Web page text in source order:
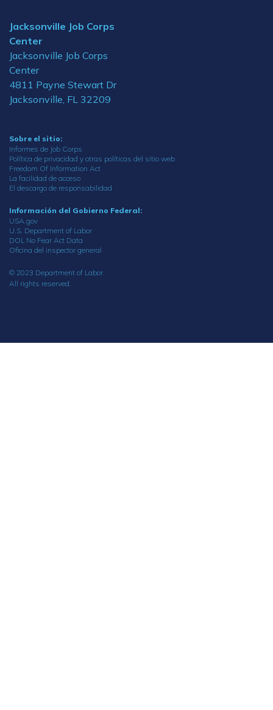
Jacksonville Job Corps
Center
Jacksonville Job Corps
Center
4811 Payne Stewart Dr
Jacksonville, FL 32209
Sobre el sitio:
Informes de Job Corps
Política de privacidad y otras políticas del sitio web
Freedom Of Information Act
La facilidad de acceso
El descargo de responsabilidad
Información del Gobierno Federal:
USA.gov
U.S. Department of Labor
DOL No Fear Act Data
Oficina del inspector general
© 2023 Department of Labor.
All rights reserved.